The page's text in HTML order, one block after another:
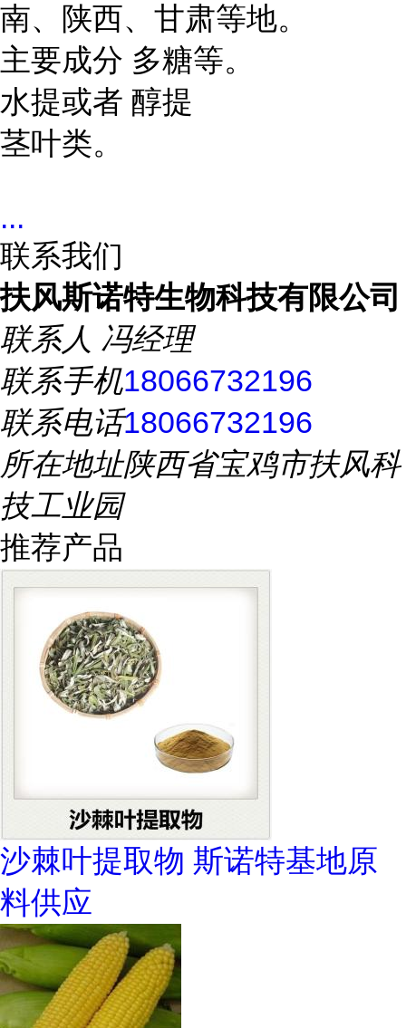
南、陕西、甘肃等地。
主要成分 多糖等。
水提或者 醇提
茎叶类。
...
联系我们
扶风斯诺特生物科技有限公司
联系人 冯经理
联系手机18066732196
联系电话18066732196
所在地址陕西省宝鸡市扶风科
技工业园
推荐产品
沙棘叶提取物 斯诺特基地原
料供应